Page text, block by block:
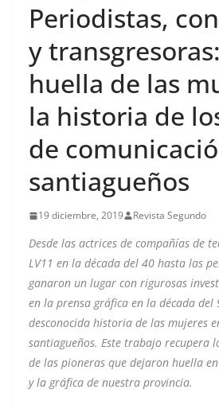
Periodistas,
y
huella de las
la historia de
de
santiagueños
19 diciembre, 2019 Revista Segundo
Desde las actrices de compañías de
LV11 en la década del 40 hasta las
ganaron un lugar con rigurosas
en la prensa gráfica en la década del
desconocida historia de las mujeres
santiagueños. Este trabajo recupera
de las pioneras que dejaron huella
y la gráfica de nuestra provincia.